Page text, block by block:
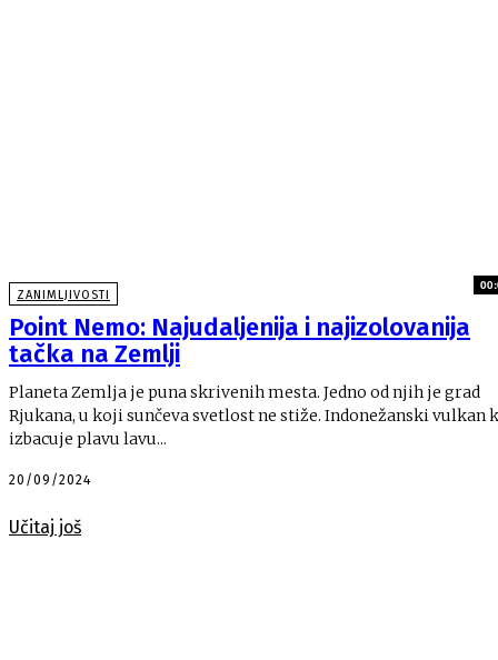
ZANIMLJIVOSTI
Point Nemo: Najudaljenija i najizolovanija
tačka na Zemlji
Planeta Zemlja je puna skrivenih mesta. Jedno od njih je grad
Rjukana, u koji sunčeva svetlost ne stiže. Indonežanski vulkan
izbacuje plavu lavu...
20/09/2024
Učitaj još